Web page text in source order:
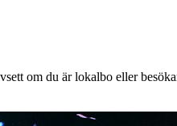
om du är lokalbo eller